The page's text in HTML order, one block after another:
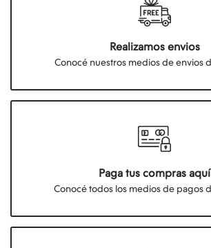
Realizamos envios
Conocé nuestros medios de envios
Paga tus compras aquí
Conocé todos los medios de pagos